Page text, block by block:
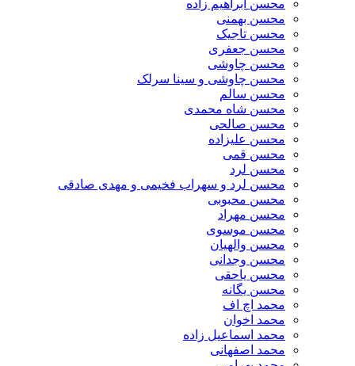
محسن ابراهیم زاده
محسن بهمنی
محسن تاجیک
محسن جعفری
محسن چاوشی
محسن چاوشی و سینا سرلک
محسن سالم
محسن شاه محمدی
محسن صالحی
محسن علیزاده
محسن قمی
محسن لرد
محسن لرد و سهراب فخیمی و مهدی صادقی
محسن محبوبی
محسن مهراد
محسن موسوی
محسن والهیان
محسن وجدانی
محسن یاحقی
محسن یگانه
محمد اچ اف
محمد اخوان
محمد اسماعیل زاده
محمد اصفهانی